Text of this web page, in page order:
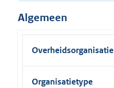
Algemeen
Overheidsorganisatie
Organisatietype